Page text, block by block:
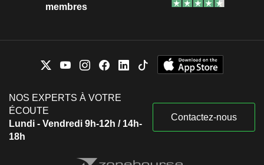
membres
NOS EXPERTS À VOTRE
ÉCOUTE
Lundi - Vendredi 9h-12h / 14h-
18h
Contactez-nous